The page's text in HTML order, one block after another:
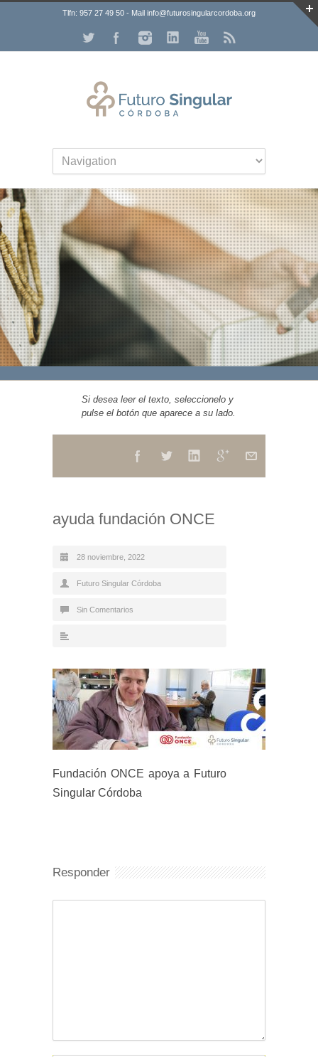
Tlfn: 957 27 49 50 - Mail info@futurosingularcordoba.org
Si desea leer el texto, seleccionelo y
pulse el botón que aparece a su lado.
ayuda fundación ONCE
28 noviembre, 2022
Futuro Singular Córdoba
Sin Comentarios
Fundación ONCE apoya a Futuro
Singular Córdoba
Responder